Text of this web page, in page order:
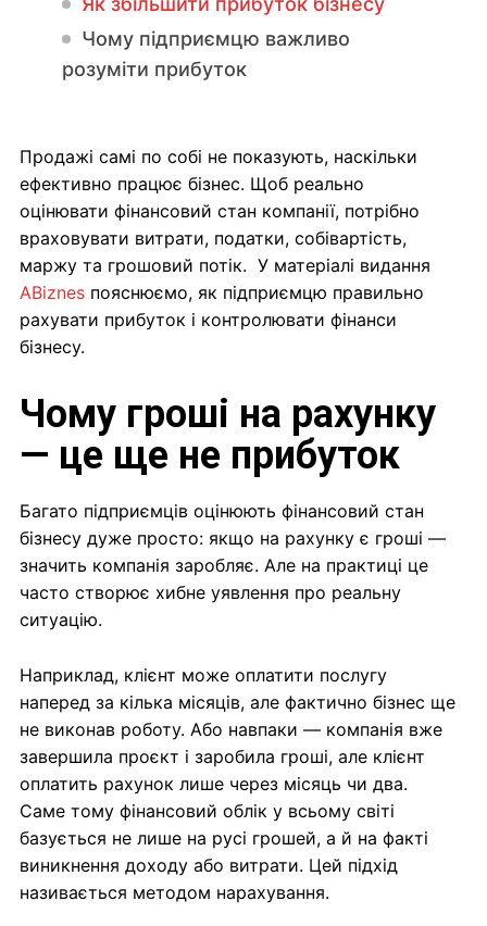
Чому підприємцю важливо
розуміти прибуток
Продажі самі по собі не показують, наскільки
ефективно працює бізнес. Щоб реально
оцінювати фінансовий стан компанії, потрібно
враховувати витрати, податки, собівартість,
маржу та грошовий потік. У матеріалі видання
ABiznes пояснюємо, як підприємцю правильно
рахувати прибуток і контролювати фінанси
бізнесу.
Чому гроші на рахунку
— це ще не прибуток
Багато підприємців оцінюють фінансовий стан
бізнесу дуже просто: якщо на рахунку є гроші —
значить компанія заробляє. Але на практиці це
часто створює хибне уявлення про реальну
ситуацію.
Наприклад, клієнт може оплатити послугу
наперед за кілька місяців, але фактично бізнес ще
не виконав роботу. Або навпаки — компанія вже
завершила проєкт і заробила гроші, але клієнт
оплатить рахунок лише через місяць чи два.
Саме тому фінансовий облік у всьому світі
базується не лише на русі грошей, а й на факті
виникнення доходу або витрати. Цей підхід
називається методом нарахування.